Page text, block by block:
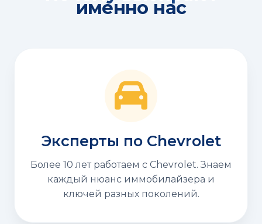
именно нас
Эксперты по Chevrolet
Более 10 лет работаем с Chevrolet. Знаем
каждый нюанс иммобилайзера и
ключей разных поколений.